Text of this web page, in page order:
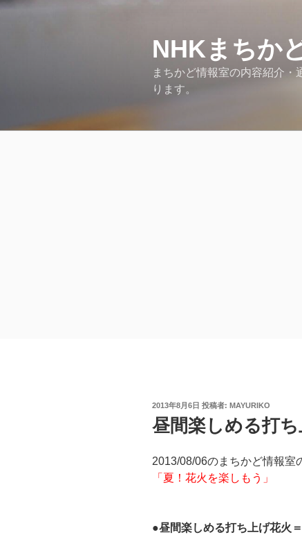
コ
NHKまちか
まちかど情報室の内容紹介
ります。
投
稿
日:
2013年8月6日 投稿者: MAYURIKO
昼間楽しめる打
2013/08/06のまちかど情報室
「夏！花火を楽しもう」
●昼間楽しめる打ち上げ花火